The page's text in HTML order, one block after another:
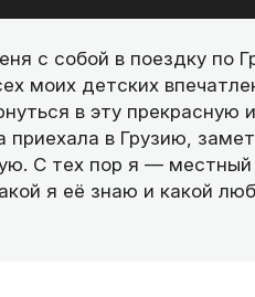
с собой в поездку по
моих детских
в эту прекрасную
приехала в Грузию,
С тех пор я — местный
я её знаю и какой